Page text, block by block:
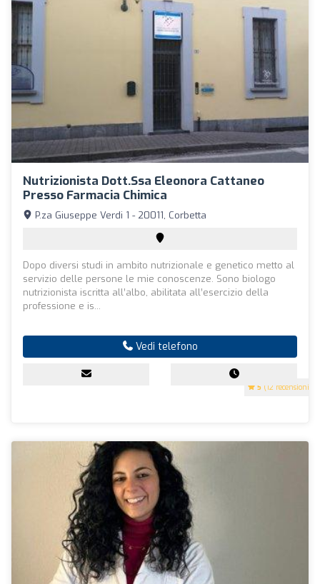
Nutrizionista Dott.ssa Eleonora Cattaneo
Presso Farmacia Chimica
5 (12 recensioni)
P.za Giuseppe Verdi 1 - 20011, Corbetta
Dopo diversi studi in ambito nutrizionale e genetico metto al
servizio delle persone le mie conoscenze. Sono biologo
nutrizionista iscritta all’albo, abilitata all’esercizio della
professione e is...
Vedi telefono